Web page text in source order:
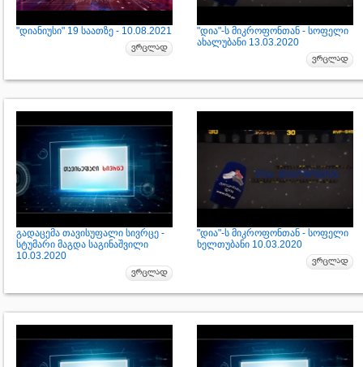
"დიანიუსი" 19 საათზე - 10.08.2021
"დია"-ს მიკროფონთან - სოფელი
ახალუბანი 13.03.2020
გადაცემა თავისუფალი სივრცე -
სტუმარი მაგდა საგინაშვილი
10.03.2020
"დია"-ს მიკროფონთან - სოფელი
ხელთუბანი 10.03.2020